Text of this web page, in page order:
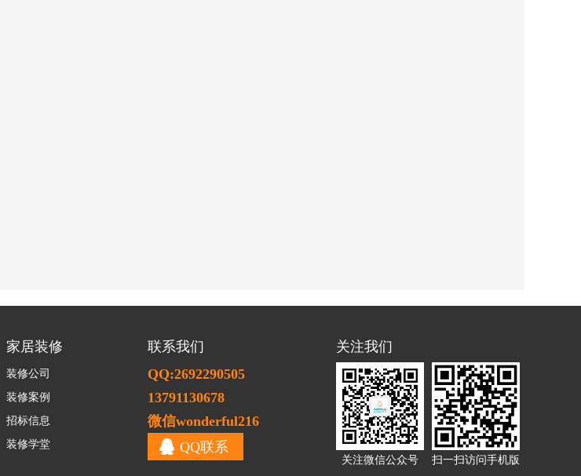
家居装修
装修公司
装修案例
招标信息
装修学堂
联系我们
QQ:2692290505
13791130678
微信wonderful216
QQ联系
关注我们
关注微信公众号 扫一扫访问手机版